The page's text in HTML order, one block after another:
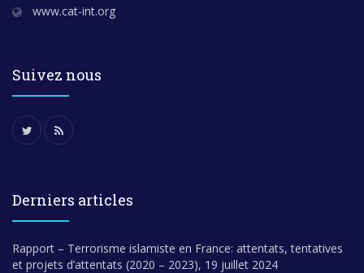
www.cat-int.org
Suivez nous
Derniers articles
Rapport – Terrorisme islamiste en France: attentats, tentatives
et projets d’attentats (2020 – 2023), 19 juillet 2024